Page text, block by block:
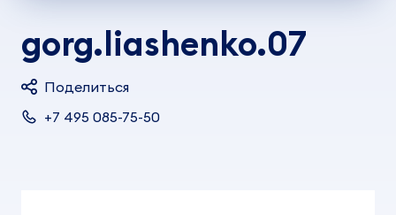
gorg.liashenko.07
Поделиться
+7 495 085-75-50